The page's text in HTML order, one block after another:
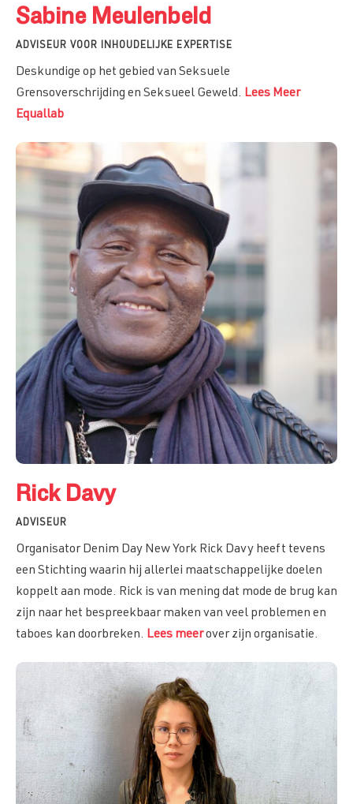
Sabine Meulenbeld
ADVISEUR VOOR INHOUDELIJKE EXPERTISE
Deskundige op het gebied van Seksuele
Grensoverschrijding en Seksueel Geweld. Lees Meer
Equallab
Rick Davy
ADVISEUR
Organisator Denim Day New York Rick Davy heeft tevens
een Stichting waarin hij allerlei maatschappelijke doelen
koppelt aan mode. Rick is van mening dat mode de brug kan
zijn naar het bespreekbaar maken van veel problemen en
taboes kan doorbreken. Lees meerover zijn organisatie.